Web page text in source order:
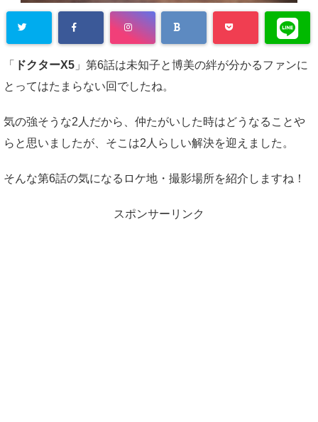
「 ドクターX5 」第6話は未知子と博美の絆が分かるファンに
とってはたまらない回でしたね。
気の強そうな2人だから、仲たがいした時はどうなることや
らと思いましたが、そこは2人らしい解決を迎えました。
そんな第6話の気になるロケ地・撮影場所を紹介しますね！
スポンサーリンク